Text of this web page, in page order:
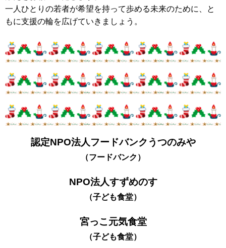
一人ひとりの若者が希望を持って歩める未来のために、と
もに支援の輪を広げていきましょう。
認定NPO法人フードバンクうつのみや
（フードバンク）
NPO法人すずめのす
（子ども食堂）
宮っこ元気食堂
（子ども食堂）